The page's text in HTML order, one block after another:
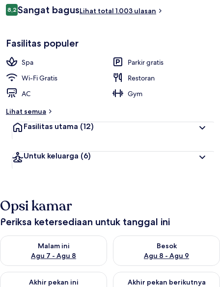
Ulasan
8,28,2 dari 10
Sangat bagusLihat total 1.003 ulasan
Fasilitas populer
Spa
Parkir gratis
Wi-Fi Gratis
Restoran
AC
Gym
Lihat semua
Fasilitas utama (12)
Untuk keluarga (6)
Opsi kamar
Periksa ketersediaan untuk tanggal ini
Malam ini
Agu 7 - Agu 8
Periksa ketersediaan untuk malam ini Agu 7 - Agu 8
Besok
Agu 8 - Agu 9
Periksa ketersediaan untuk
Akhir pekan ini
Periksa ketersediaan untuk akhir pekan ini Agu 7 - Agu 9
Akhir pekan berikutnya
Periksa ketersediaan untuk